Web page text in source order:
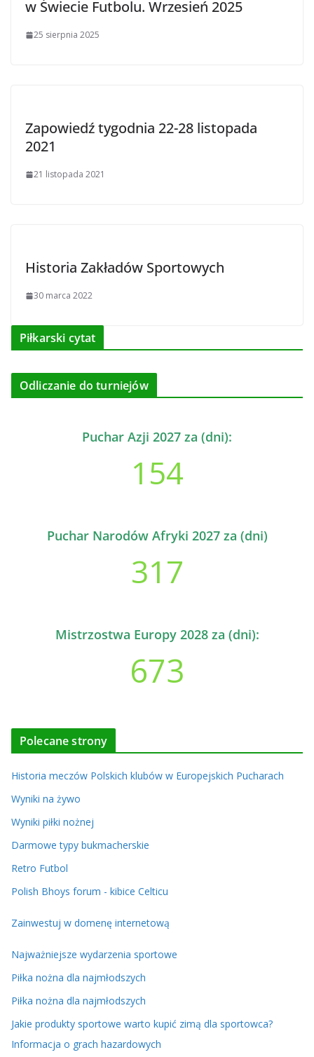
w Świecie Futbolu. Wrzesień 2025
25 sierpnia 2025
Zapowiedź tygodnia 22-28 listopada
2021
21 listopada 2021
Historia Zakładów Sportowych
30 marca 2022
Piłkarski cytat
Odliczanie do turniejów
Puchar Azji 2027 za (dni):
154
Puchar Narodów Afryki 2027 za (dni)
317
Mistrzostwa Europy 2028 za (dni):
673
Polecane strony
Historia meczów Polskich klubów w Europejskich Pucharach
Wyniki na żywo
Wyniki piłki nożnej
Darmowe typy bukmacherskie
Retro Futbol
Polish Bhoys forum - kibice Celticu
Zainwestuj w domenę internetową
Najważniejsze wydarzenia sportowe
Piłka nożna dla najmłodszych
Piłka nożna dla najmłodszych
Jakie produkty sportowe warto kupić zimą dla sportowca?
Informacja o grach hazardowych